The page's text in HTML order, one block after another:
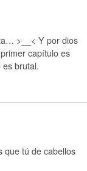
>__< Y por dios
capítulo es
brutal.
que tú de cabellos